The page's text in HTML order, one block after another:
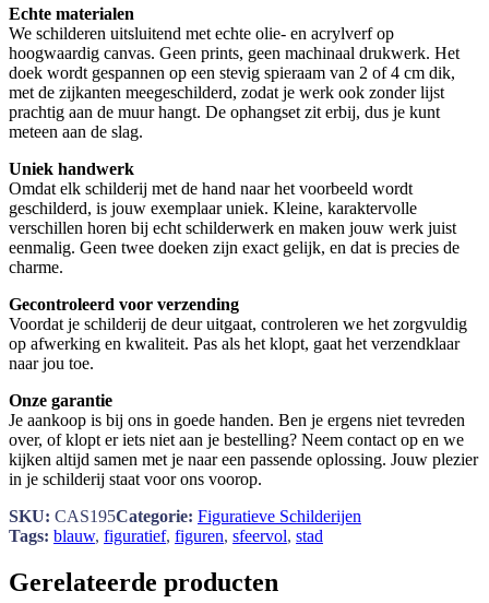
Echte materialen
We schilderen uitsluitend met echte olie- en acrylverf op
hoogwaardig canvas. Geen prints, geen machinaal drukwerk. Het
doek wordt gespannen op een stevig spieraam van 2 of 4 cm dik,
met de zijkanten meegeschilderd, zodat je werk ook zonder lijst
prachtig aan de muur hangt. De ophangset zit erbij, dus je kunt
meteen aan de slag.
Uniek handwerk
Omdat elk schilderij met de hand naar het voorbeeld wordt
geschilderd, is jouw exemplaar uniek. Kleine, karaktervolle
verschillen horen bij echt schilderwerk en maken jouw werk juist
eenmalig. Geen twee doeken zijn exact gelijk, en dat is precies de
charme.
Gecontroleerd voor verzending
Voordat je schilderij de deur uitgaat, controleren we het zorgvuldig
op afwerking en kwaliteit. Pas als het klopt, gaat het verzendklaar
naar jou toe.
Onze garantie
Je aankoop is bij ons in goede handen. Ben je ergens niet tevreden
over, of klopt er iets niet aan je bestelling? Neem contact op en we
kijken altijd samen met je naar een passende oplossing. Jouw plezier
in je schilderij staat voor ons voorop.
SKU: CAS195Categorie: Figuratieve Schilderijen
Tags: blauw, figuratief, figuren, sfeervol, stad
Gerelateerde producten